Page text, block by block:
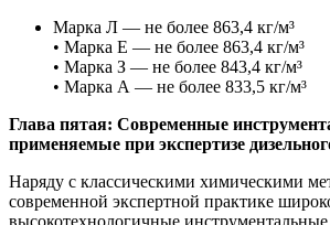
Марка Л — не более 863,4 кг/м³
• Марка Е — не более 863,4 кг/м³
• Марка З — не более 843,4 кг/м³
• Марка А — не более 833,5 кг/м³
Глава пятая: Современные
применяемые при экспертизе
Наряду с классическими химическими
современной экспертной практике
высокотехнологичные